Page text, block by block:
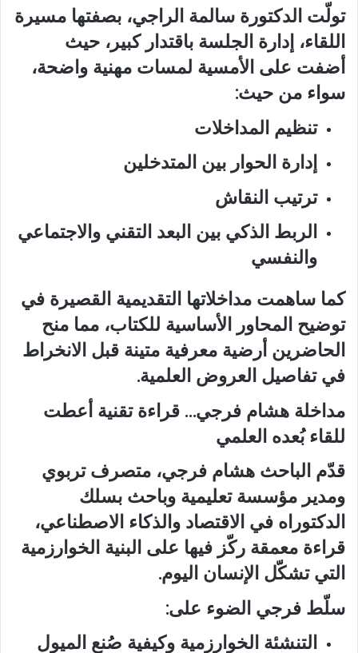
تولّت الدكتورة سالمة الراجي، بصفتها مسيرة
اللقاء، إدارة الجلسة باقتدار كبير، حيث
أضفت على الأمسية لمسات مهنية واضحة،
سواء من حيث:
تنظيم المداخلات
إدارة الحوار بين المتدخلين
ترتيب النقاش
الربط الذكي بين البعد التقني والاجتماعي
والنفسي
كما ساهمت مداخلاتها التقديمية القصيرة في
توضيح المحاور الأساسية للكتاب، مما منح
الحاضرين أرضية معرفية متينة قبل الانخراط
في تفاصيل العروض العلمية.
مداخلة هشام فرجي… قراءة تقنية أعطت
للقاء بُعده العلمي
قدّم الباحث هشام فرجي، متصرف تربوي
ومدير مؤسسة تعليمية وباحث بسلك
الدكتوراه في الاقتصاد والذكاء الاصطناعي،
قراءة معمقة ركّز فيها على البنية الخوارزمية
التي تشكّل الإنسان اليوم.
سلّط فرجي الضوء على:
التنشئة الخوارزمية وكيفية صُنع الميول